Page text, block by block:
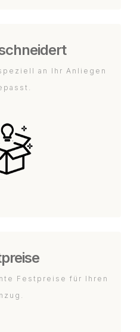
an Ihr Anliegen
Festpreise für Ihren